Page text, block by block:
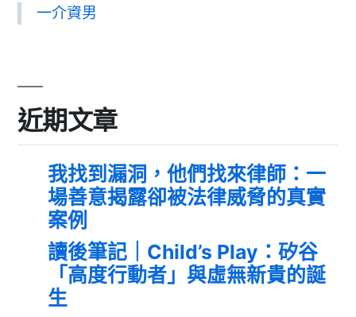
一介資男
近期文章
我找到漏洞，他們找來律師：一
場善意揭露卻被法律威脅的真實
案例
讀後筆記｜Child’s Play：矽谷
「高度行動者」與虛無新貴的誕
生